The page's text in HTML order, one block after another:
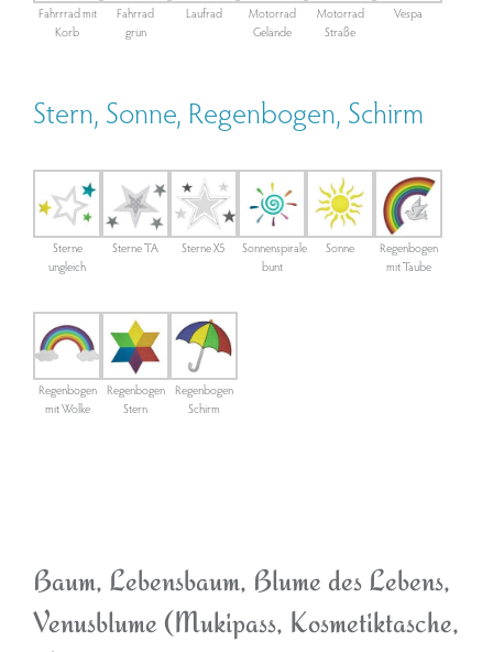
Fahrrrad mit
Korb
Fahrrad
grün
Laufrad
Motorrad
Gelände
Motorrad
Straße
Vespa
Stern, Sonne, Regenbogen, Schirm
Sterne
ungleich
Sterne TA Sterne X5
Sonnenspirale
bunt
Sonne
Regenbogen
mit Taube
Regenbogen
mit Wolke
Regenbogen
Stern
Regenbogen
Schirm
Baum, Lebensbaum, Blume des Lebens,
Venusblume (Mukipass, Kosmetiktasche,